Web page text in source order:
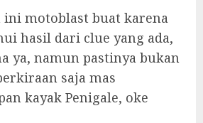
ini motoblast buat karena
hasil dari clue yang ada,
ya, namun pastinya bukan
saja mas
kayak Penigale, oke